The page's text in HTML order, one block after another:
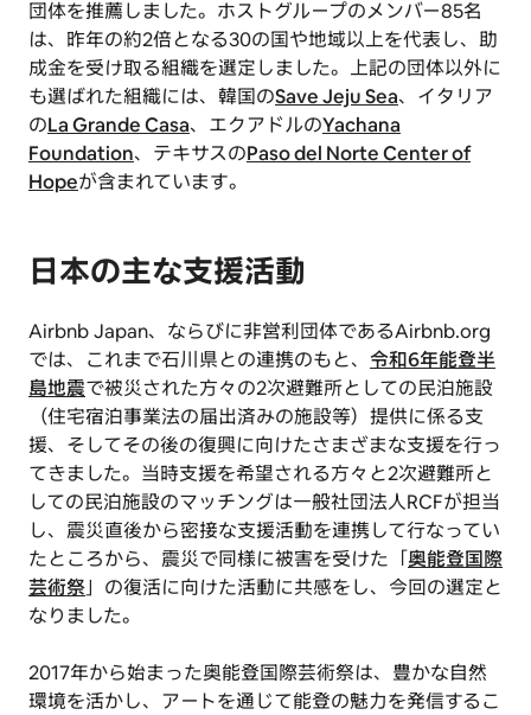
団体を推薦しました。ホストグループのメンバー85名
は、昨年の約2倍となる30の国や地域以上を代表し、助
成金を受け取る組織を選定しました。上記の団体以外に
も選ばれた組織には、韓国のSave Jeju Sea、イタリア
のLa Grande Casa、エクアドルのYachana
Foundation、テキサスのPaso del Norte Center of
Hopeが含まれています。
日本の主な支援活動
Airbnb Japan、ならびに非営利団体であるAirbnb.org
では、これまで石川県との連携のもと、 令和6年能登半
島地震で被災された方々の2次避難所としての民泊施設
（住宅宿泊事業法の届出済みの施設等）提供に係る支
援、そしてその後の復興に向けたさまざまな支援を行っ
てきました。当時支援を希望される方々と2次避難所と
しての民泊施設のマッチングは一般社団法人RCFが担当
し、震災直後から密接な支援活動を連携して行なってい
たところから、震災で同様に被害を受けた「奥能登国際
芸術祭」の復活に向けた活動に共感をし、今回の選定と
なりました。
2017年から始まった奥能登国際芸術祭は、豊かな自然
環境を活かし、アートを通じて能登の魅力を発信するこ